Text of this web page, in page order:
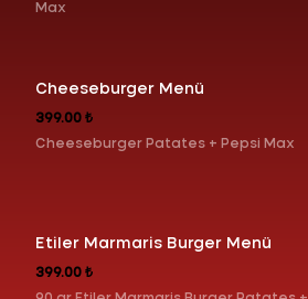
Max
Cheeseburger Menü
399.00 ₺
Cheeseburger Patates + Pepsi Max
Etiler Marmaris Burger Menü
399.00 ₺